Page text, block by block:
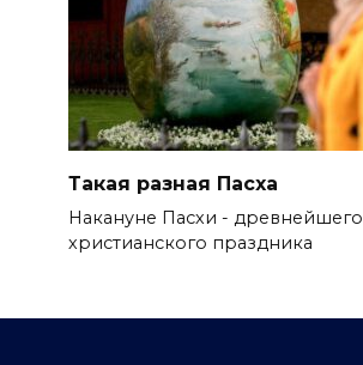
Такая разная Пасха
Накануне Пасхи - древнейшего
христианского праздника